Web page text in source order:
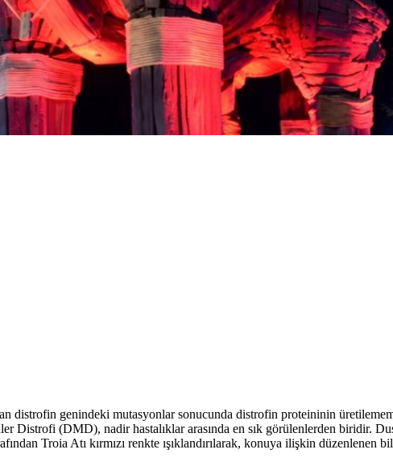
distrofin genindeki mutasyonlar sonucunda distrofin proteininin
Distrofi (DMD), nadir hastalıklar arasında en sık görülenlerden biridir.
Troia Atı kırmızı renkte ışıklandırılarak, konuya ilişkin düzenlenen